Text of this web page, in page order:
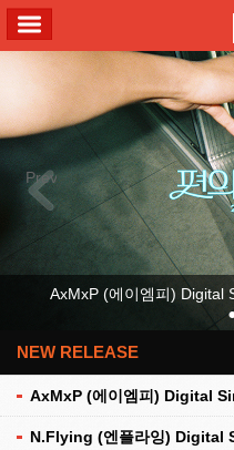
Previous
AxMxP (에이엠피) Digital
NEW RELEASE
AxMxP (에이엠피) Digital
N.Flying (엔플라잉) Digital